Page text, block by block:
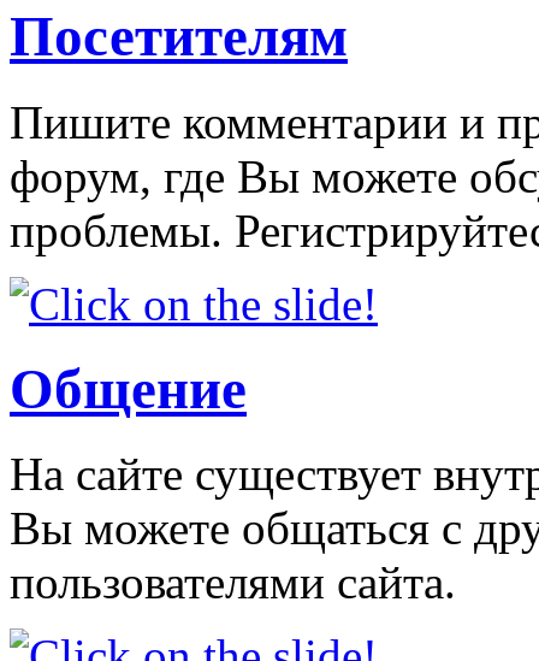
Посетителям
Пишите комментарии и
форум, где Вы можете
проблемы.
Общение
На сайте существует
Вы можете общаться с
пользователями сайта.